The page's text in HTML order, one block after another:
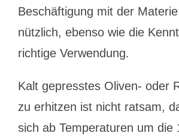
Beschäftigung mit der
nützlich, ebenso wie die
richtige Verwendung.
Kalt gepresstes Oliven- oder
zu erhitzen ist nicht ratsam,
sich ab Temperaturen um die